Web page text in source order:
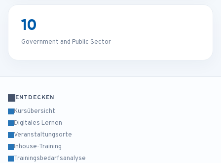
10
Government and Public Sector
ENTDECKEN
Kursübersicht
Digitales Lernen
Veranstaltungsorte
Inhouse-Training
Trainingsbedarfsanalyse